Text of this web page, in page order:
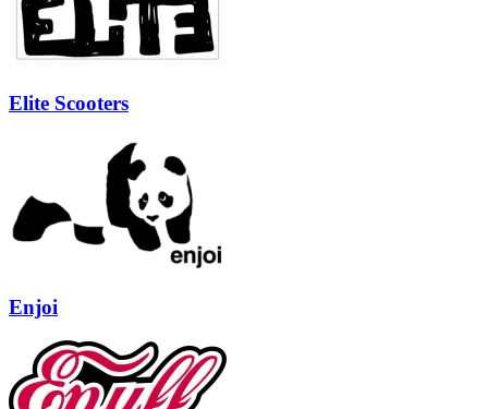
Elite Scooters
Enjoi